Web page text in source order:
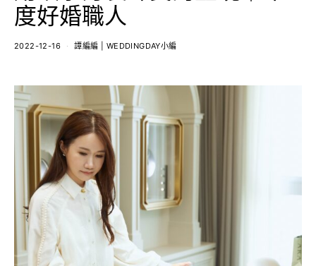
度好婚職人
2022-12-16 譚編編 | WEDDINGDAY小編